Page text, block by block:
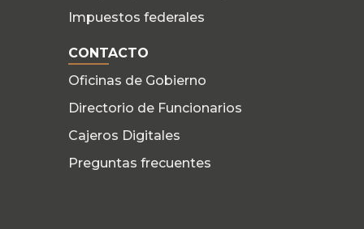
Impuestos federales
CONTACTO
Oficinas de Gobierno
Directorio de Funcionarios
Cajeros Digitales
Preguntas frecuentes